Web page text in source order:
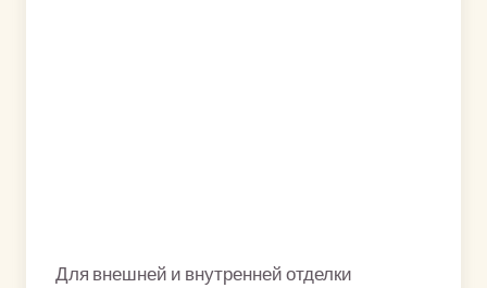
Для внешней и внутренней отделки